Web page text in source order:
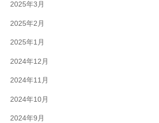
2025年3月
2025年2月
2025年1月
2024年12月
2024年11月
2024年10月
2024年9月